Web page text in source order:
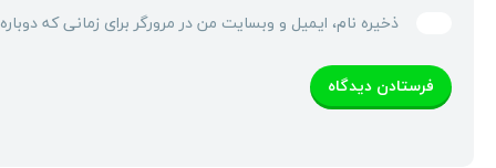
ذخیره نام، ایمیل و وبسایت من در مرورگر برای زمانی که